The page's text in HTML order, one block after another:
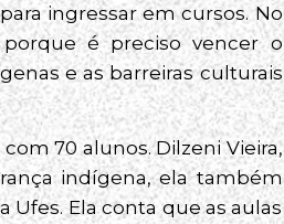
ingressar em cursos. No
é preciso vencer o
e as barreiras culturais
70 alunos. Dilzeni Vieira,
indígena, ela também
Ela conta que as aulas